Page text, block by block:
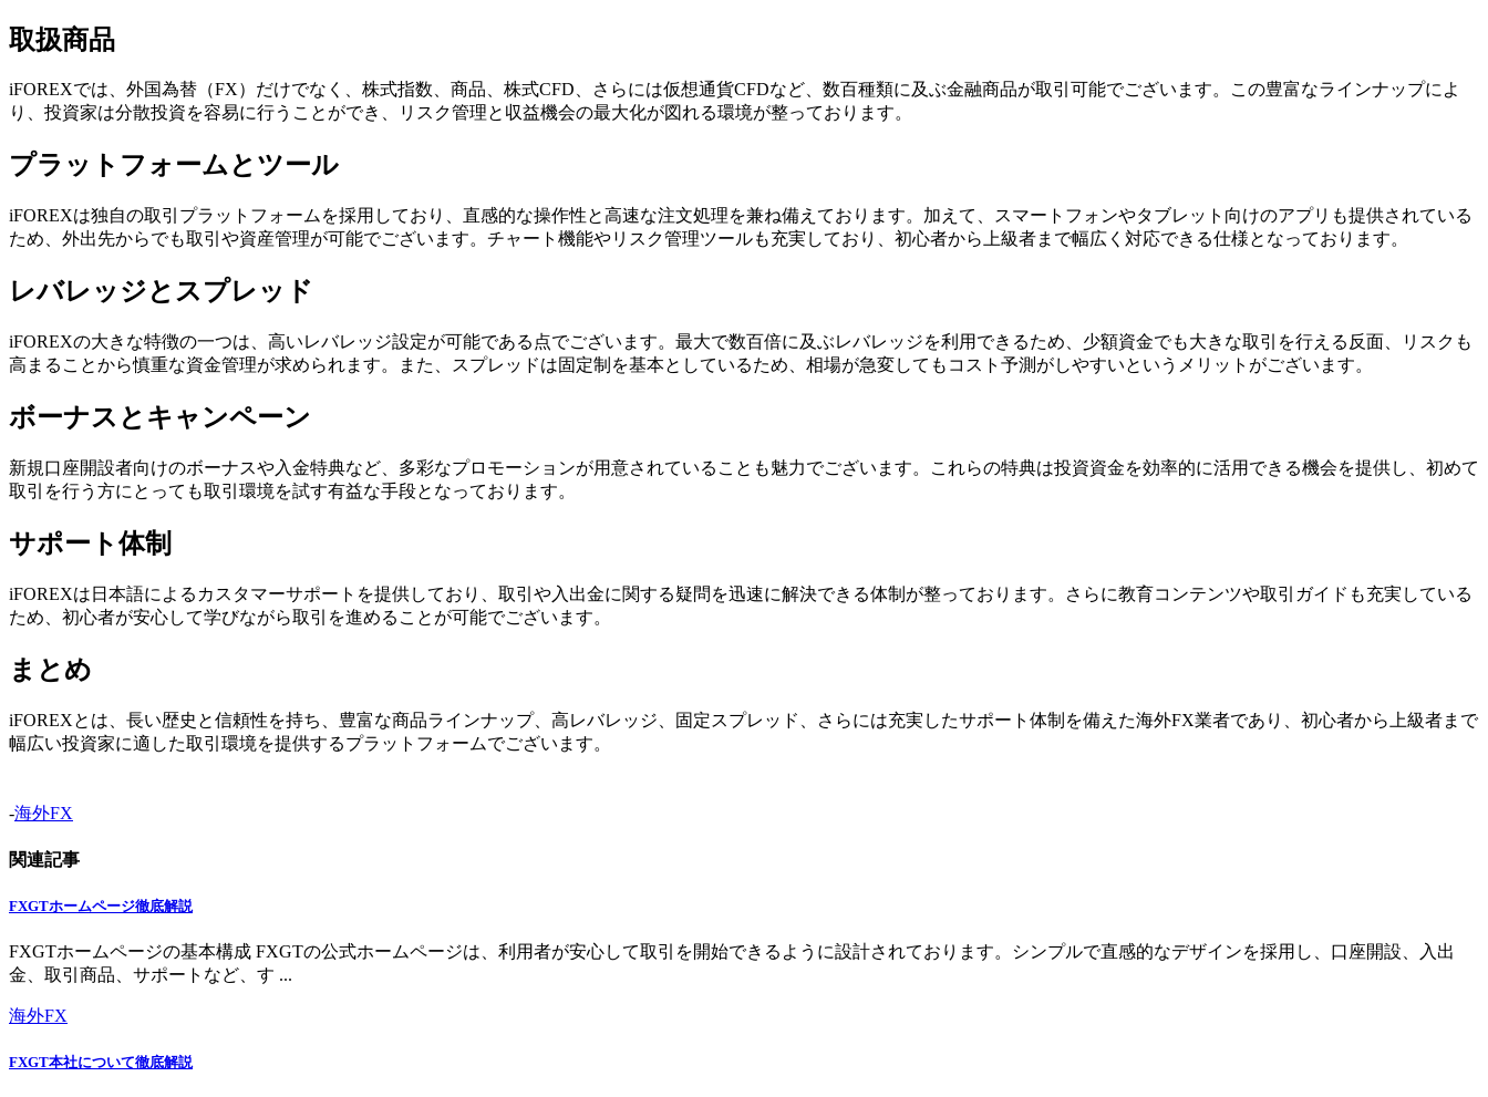
取扱商品
iFOREXでは、外国為替（FX）だけでなく、株式指数、商品、株式CFD、さらには仮想通貨CFDなど、数百種類に及ぶ金融商品が取引可能でございます。この豊富なラインナップによ
り、投資家は分散投資を容易に行うことができ、リスク管理と収益機会の最大化が図れる環境が整っております。
プラットフォームとツール
iFOREXは独自の取引プラットフォームを採用しており、直感的な操作性と高速な注文処理を兼ね備えております。加えて、スマートフォンやタブレット向けのアプリも提供されている
ため、外出先からでも取引や資産管理が可能でございます。チャート機能やリスク管理ツールも充実しており、初心者から上級者まで幅広く対応できる仕様となっております。
レバレッジとスプレッド
iFOREXの大きな特徴の一つは、高いレバレッジ設定が可能である点でございます。最大で数百倍に及ぶレバレッジを利用できるため、少額資金でも大きな取引を行える反面、リスクも
高まることから慎重な資金管理が求められます。また、スプレッドは固定制を基本としているため、相場が急変してもコスト予測がしやすいというメリットがございます。
ボーナスとキャンペーン
新規口座開設者向けのボーナスや入金特典など、多彩なプロモーションが用意されていることも魅力でございます。これらの特典は投資資金を効率的に活用できる機会を提供し、初めて
取引を行う方にとっても取引環境を試す有益な手段となっております。
サポート体制
iFOREXは日本語によるカスタマーサポートを提供しており、取引や入出金に関する疑問を迅速に解決できる体制が整っております。さらに教育コンテンツや取引ガイドも充実している
ため、初心者が安心して学びながら取引を進めることが可能でございます。
まとめ
iFOREXとは、長い歴史と信頼性を持ち、豊富な商品ラインナップ、高レバレッジ、固定スプレッド、さらには充実したサポート体制を備えた海外FX業者であり、初心者から上級者まで
幅広い投資家に適した取引環境を提供するプラットフォームでございます。
-海外FX
関連記事
FXGTホームページ徹底解説
FXGTホームページの基本構成 FXGTの公式ホームページは、利用者が安心して取引を開始できるように設計されております。シンプルで直感的なデザインを採用し、口座開設、入出
金、取引商品、サポートなど、す ...
海外FX
FXGT本社について徹底解説